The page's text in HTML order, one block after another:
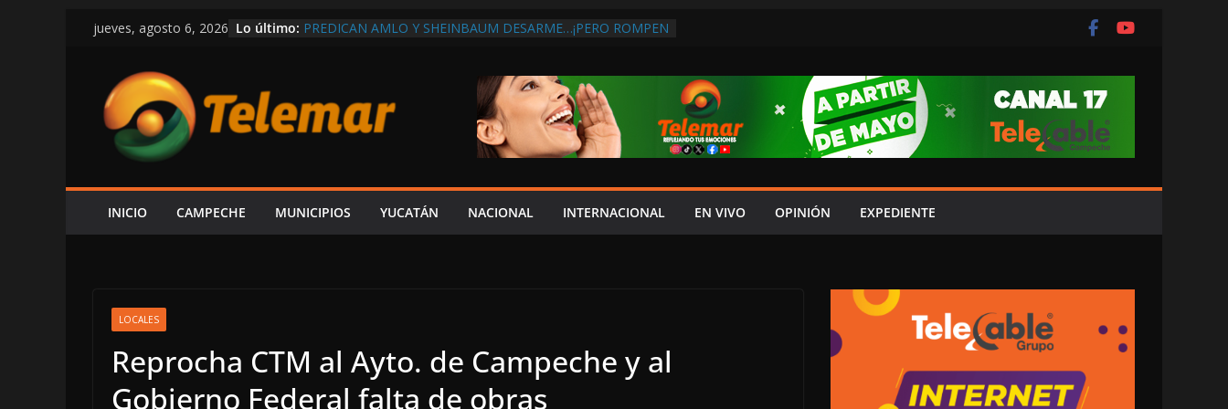
Saltar
contenido
jueves, agosto 6, 2026 Lo último: PREDICAN AMLO Y SHEINBAUM DESARME…¡PERO ROMPEN
SHCP DERRUMBA DISCURSO DE LAYDA AL REVELAR QUE
CAMPECHE REGISTRA LA PEOR CAÍDA DE
PARTICIPACIONES DEL PAÍS, POR PÉSIMA RECAUDACIÓN
DEL ISR
SOSPECHAS DE INFLUENCIAS POLÍTICAS EN
¿PAPÁ INCAPACITADO ASUME CULPA DEL HIJO?
CAEN DOS ÁRBOLES SOBRE LA CARRETERA LIBRE
INICIO CAMPECHE MUNICIPIOS YUCATÁN NACIONAL INTERNACIONAL EN VIVO OPINIÓN EXPEDIENTE
LOCALES
Reprocha CTM al Ayto. de Campeche y al
Gobierno Federal falta de obras